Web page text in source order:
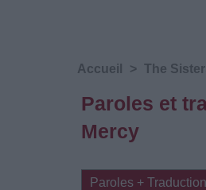
Accueil > The
Paroles et
Mercy
Paroles + Traduction